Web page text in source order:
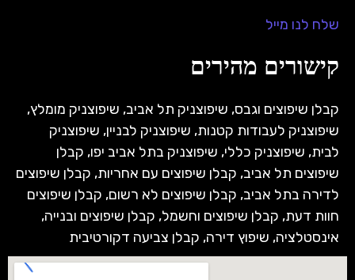
שלח לנו מייל
קישורים מהירים
קבלן שיפוצים וגבס, שיפוצניק תל אביב, שיפוצניק מומלץ,
שיפוצניק לעבודות קטנות, שיפוצניק לבניין, שיפוצניק
לבית, שיפוצניק כללי, שיפוצניק בתל אביב יפו, קבלן
שיפוצים תל אביב, קבלן שיפוצים עם אחריות, קבלן שיפוצים
לדירה בתל אביב, קבלן שיפוצים לא רשום, קבלן שיפוצים
חוות דעת, קבלן שיפוצים וחשמל, קבלן שיפוצים ובנייה,
אינסטלציה, שיפוץ דירה, קבלן צביעה דקורטיבית